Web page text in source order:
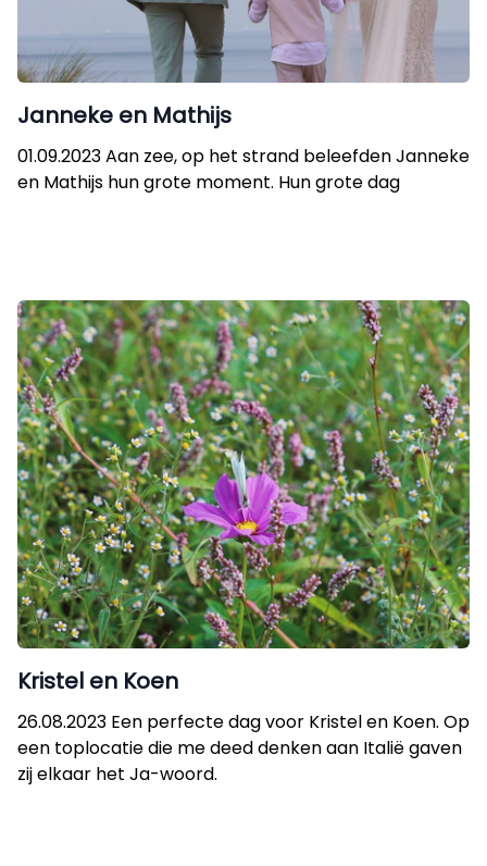
Janneke en Mathijs
01.09.2023 Aan zee, op het strand beleefden Janneke
en Mathijs hun grote moment. Hun grote dag
Kristel en Koen
26.08.2023 Een perfecte dag voor Kristel en Koen. Op
een toplocatie die me deed denken aan Italië gaven
zij elkaar het Ja-woord.